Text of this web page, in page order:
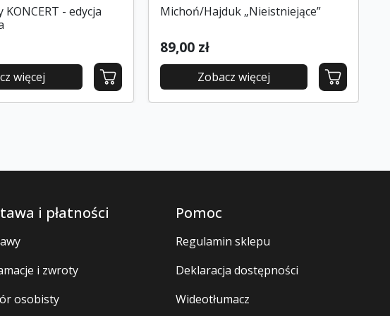
KONCERT - edycja
więcej
Michoń/Hajduk „Nieistniejące”
89,00 zł
Zobacz więcej
i płatności
i zwroty
osobisty
Pomoc
Regulamin sklepu
Deklaracja dostępności
Wideotłumacz